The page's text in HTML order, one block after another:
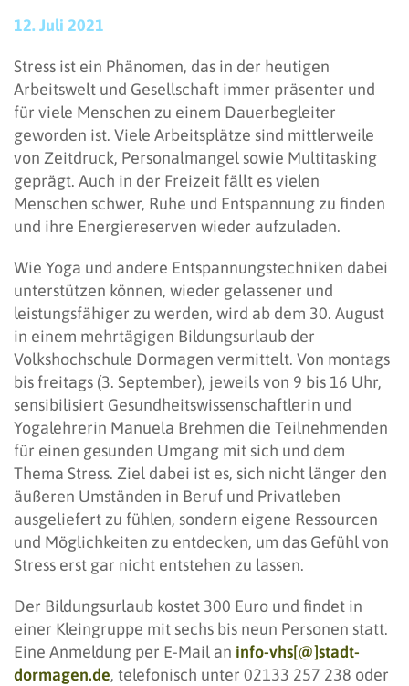
12. Juli 2021
Stress ist ein Phänomen, das in der heutigen
Arbeitswelt und Gesellschaft immer präsenter und
für viele Menschen zu einem Dauerbegleiter
geworden ist. Viele Arbeitsplätze sind mittlerweile
von Zeitdruck, Personalmangel sowie Multitasking
geprägt. Auch in der Freizeit fällt es vielen
Menschen schwer, Ruhe und Entspannung zu finden
und ihre Energiereserven wieder aufzuladen.
Wie Yoga und andere Entspannungstechniken dabei
unterstützen können, wieder gelassener und
leistungsfähiger zu werden, wird ab dem 30. August
in einem mehrtägigen Bildungsurlaub der
Volkshochschule Dormagen vermittelt. Von montags
bis freitags (3. September), jeweils von 9 bis 16 Uhr,
sensibilisiert Gesundheitswissenschaftlerin und
Yogalehrerin Manuela Brehmen die Teilnehmenden
für einen gesunden Umgang mit sich und dem
Thema Stress. Ziel dabei ist es, sich nicht länger den
äußeren Umständen in Beruf und Privatleben
ausgeliefert zu fühlen, sondern eigene Ressourcen
und Möglichkeiten zu entdecken, um das Gefühl von
Stress erst gar nicht entstehen zu lassen.
Der Bildungsurlaub kostet 300 Euro und findet in
einer Kleingruppe mit sechs bis neun Personen statt.
Eine Anmeldung per E-Mail an info-vhs[@]stadt-
dormagen.de, telefonisch unter 02133 257 238 oder